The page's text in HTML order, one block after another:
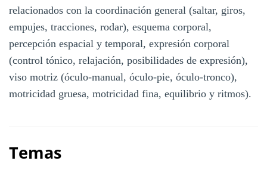
relacionados con la coordinación general (saltar, giros,
empujes, tracciones, rodar), esquema corporal,
percepción espacial y temporal, expresión corporal
(control tónico, relajación, posibilidades de expresión),
viso motriz (óculo-manual, óculo-pie, óculo-tronco),
motricidad gruesa, motricidad fina, equilibrio y ritmos).
Temas